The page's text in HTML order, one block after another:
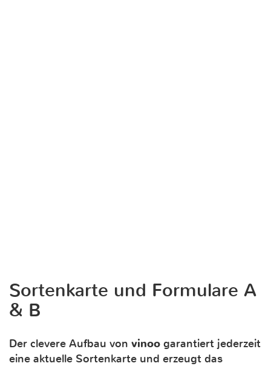
Sortenkarte und Formulare A
& B
Der clevere Aufbau von vinoo garantiert jederzeit
eine aktuelle Sortenkarte und erzeugt das